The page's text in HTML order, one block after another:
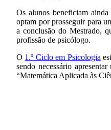
Os alunos beneficiam
optam por prosseguir para
a conclusão do Mestrado,
profissão de psicólogo.
O 1.º Ciclo em Psicologia
sendo necessário
“Matemática Aplicada às